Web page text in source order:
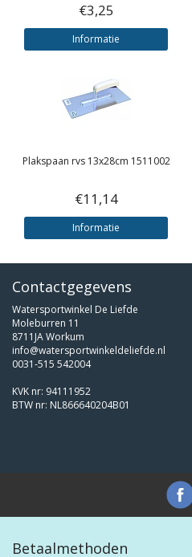
€3,25
Informatie
Plakspaan rvs 13x28cm 1511002
€11,14
Informatie
Contactgegevens
Watersportwinkel De Liefde
Moleburren 11
8711JA Workum
info@watersportwinkeldeliefde.nl
0031-515 542004
KVK nr: 94111952
BTW nr: NL866640204B01
Betaalmethoden